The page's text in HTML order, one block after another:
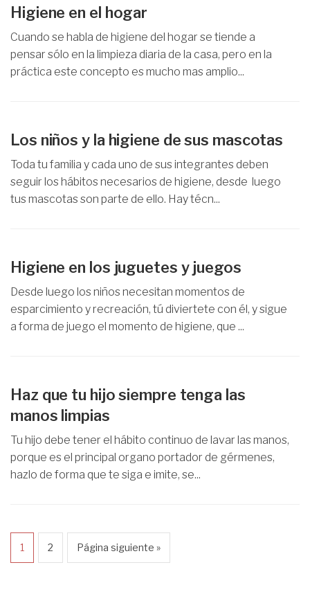
Higiene en el hogar
Cuando se habla de higiene del hogar se tiende a
pensar sólo en la limpieza diaria de la casa, pero en la
práctica este concepto es mucho mas amplio...
Los niños y la higiene de sus mascotas
Toda tu familia y cada uno de sus integrantes deben
seguir los hábitos necesarios de higiene, desde luego
tus mascotas son parte de ello. Hay técn...
Higiene en los juguetes y juegos
Desde luego los niños necesitan momentos de
esparcimiento y recreación, tú diviertete con él, y sigue
a forma de juego el momento de higiene, que ...
Haz que tu hijo siempre tenga las
manos limpias
Tu hijo debe tener el hábito continuo de lavar las manos,
porque es el principal organo portador de gérmenes,
hazlo de forma que te siga e imite, se...
1 2 Página siguiente »